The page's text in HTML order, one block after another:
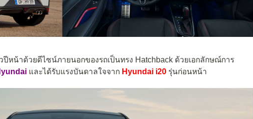
ปีหน้าด้วยดีไซน์ภายนอกของรถเป็นทรง Hatchback ด้วยเอกลักษณ์การ
และได้รับแรงบันดาลใจจาก Hyundai i20 รุ่นก่อนหน้า